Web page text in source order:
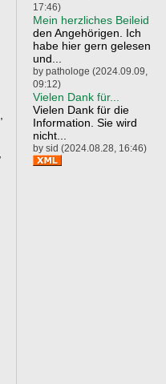
17:46)
Mein herzliches Beileid
den Angehörigen. Ich
habe hier gern gelesen
und...
by pathologe (2024.09.09,
09:12)
Vielen Dank für...
Vielen Dank für die
Information. Sie wird
nicht...
by sid (2024.08.28, 16:46)